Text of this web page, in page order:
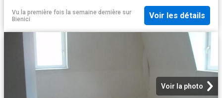
Vu la première fois la semaine dernière sur
Bienici
Voir les détails
Voir la photo